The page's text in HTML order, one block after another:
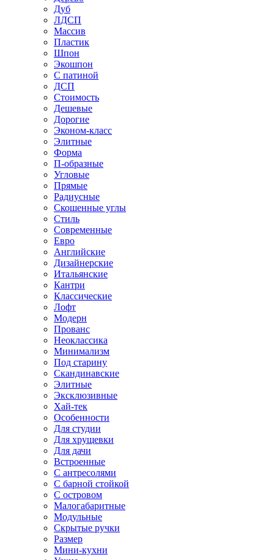
Дуб
ЛДСП
Массив
Пластик
Шпон
Экошпон
С патиной
ДСП
Стоимость
Дешевые
Дорогие
Эконом-класс
Элитные
Форма
П-образные
Угловые
Прямые
Радиусные
Скошенные углы
Стиль
Современные
Евро
Английские
Дизайнерские
Итальянские
Кантри
Классические
Лофт
Модерн
Прованс
Неоклассика
Минимализм
Под старину
Скандинавские
Элитные
Эксклюзивные
Хай-тек
Особенности
Для студии
Для хрущевки
Для дачи
Встроенные
С антресолями
С барной стойкой
С островом
Малогабаритные
Модульные
Скрытые ручки
Размер
Мини-кухни